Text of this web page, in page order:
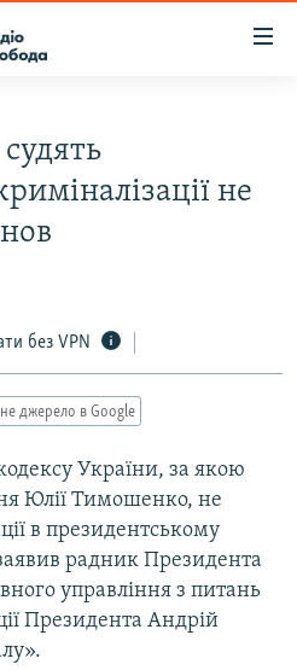
не
без VPN
джерело в Google
України, за якою
Юлії Тимошенко, не
в президентському
радник Президента
управління з питань
Президента Андрій